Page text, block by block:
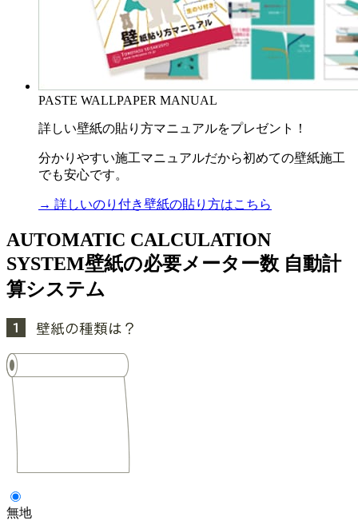
PASTE WALLPAPER MANUAL
詳しい壁紙の貼り方マニュアルをプレゼント！
分かりやすい施工マニュアルだから初めての壁紙施工
でも安心です。
→ 詳しいのり付き壁紙の貼り方はこちら
AUTOMATIC CALCULATION
SYSTEM壁紙の必要メーター数 自動計
算システム
無地